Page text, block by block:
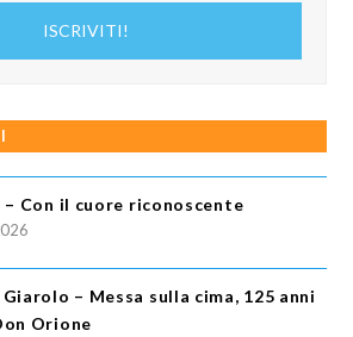
ISCRIVITI!
– Con il cuore riconoscente
– Messa sulla cima, 125 anni
Orione